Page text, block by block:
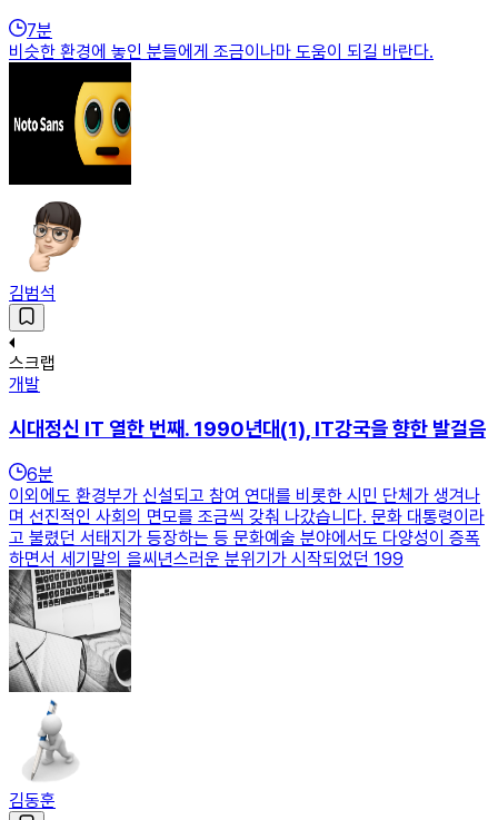
7분
비슷한 환경에 놓인 분들에게 조금이나마 도움이 되길 바란다.
김범석
스크랩
개발
시대정신 IT 열한 번째. 1990년대(1), IT강국을 향한 발걸음
6분
이외에도 환경부가 신설되고 참여 연대를 비롯한 시민 단체가 생겨나
며 선진적인 사회의 면모를 조금씩 갖춰 나갔습니다. 문화 대통령이라
고 불렸던 서태지가 등장하는 등 문화예술 분야에서도 다양성이 증폭
하면서 세기말의 을씨년스러운 분위기가 시작되었던 199
김동훈